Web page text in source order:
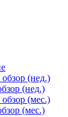
(нед.)
(нед.)
(мес.)
(мес.)